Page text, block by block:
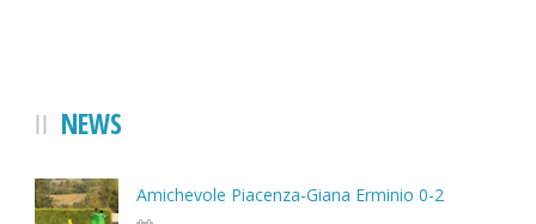
NEWS
Amichevole Piacenza-Giana Erminio 0-2